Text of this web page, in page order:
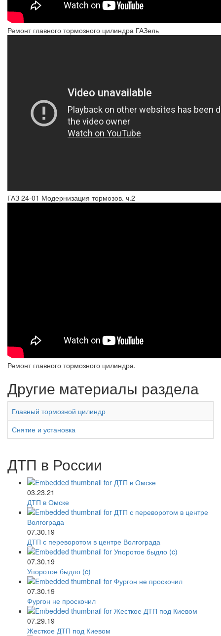
Ремонт главного тормозного цилиндра ГАЗель
ГАЗ 24-01 Модернизация тормозов. ч.2
Ремонт главного тормозного цилиндра.
Другие материалы раздела
Главный тормозной цилиндр
Снятие и установка
ДТП в России
03.23.21
ДТП в Омске
07.30.19
ДТП с переворотом в центре Волгограда
07.30.19
Упоротое быдло (c)
07.30.19
Фургон не проскочил
07.29.19
Жесткое ДТП под Киевом